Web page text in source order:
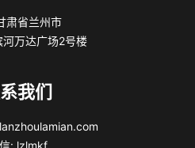
肃省兰州市
万达广场2号楼
我们
: lzlmkf